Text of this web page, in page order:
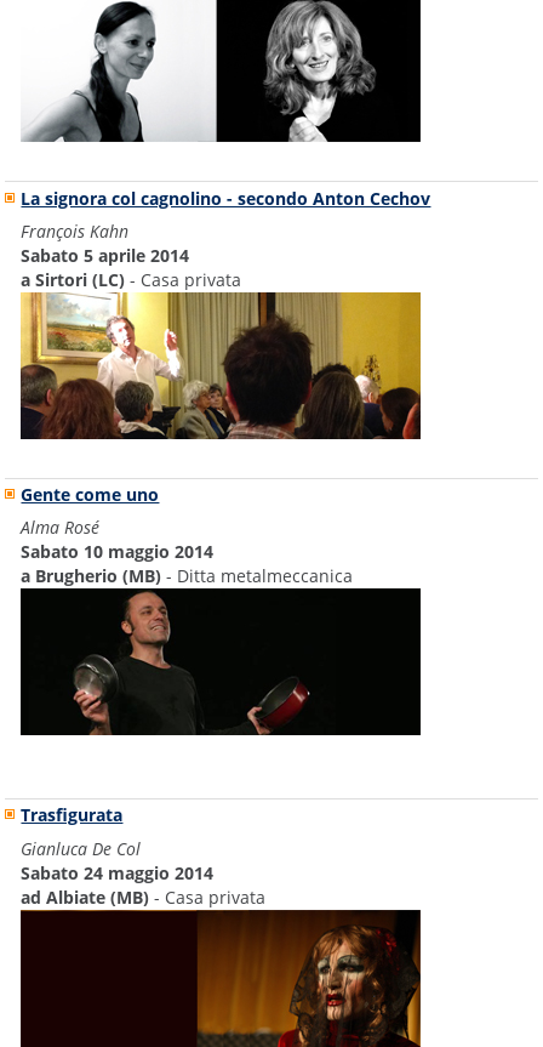
La signora col cagnolino - secondo Anton Cechov
François Kahn
Sabato 5 aprile 2014
a Sirtori (LC) - Casa privata
Gente come uno
Alma Rosé
Sabato 10 maggio 2014
a Brugherio (MB) - Ditta metalmeccanica
Trasfigurata
Gianluca De Col
Sabato 24 maggio 2014
ad Albiate (MB) - Casa privata